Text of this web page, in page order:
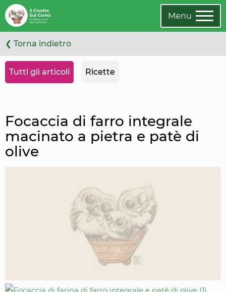
Leggi
l'articolo
Oppure
cambia
categoria
Menu
❮ Torna indietro
Tutti gli articoli Ricette
Focaccia di farro integrale
macinato a pietra e patè di
olive